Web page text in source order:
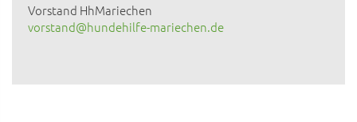
Vorstand HhMariechen
vorstand@hundehilfe-mariechen.de